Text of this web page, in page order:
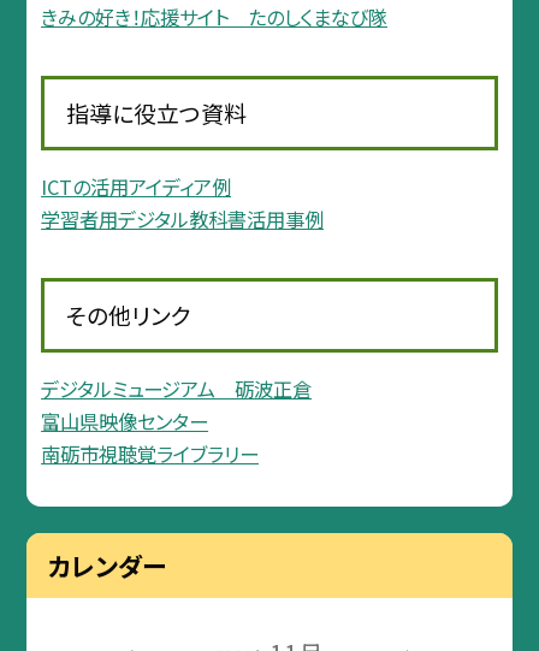
きみの好き！応援サイト たのしくまなび隊
指導に役立つ資料
ICTの活用アイディア例
学習者用デジタル教科書活用事例
その他リンク
デジタルミュージアム 砺波正倉
富山県映像センター
南砺市視聴覚ライブラリー
カレンダー